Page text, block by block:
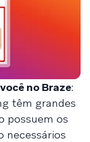
no Braze:
têm grandes
possuem os
necessários